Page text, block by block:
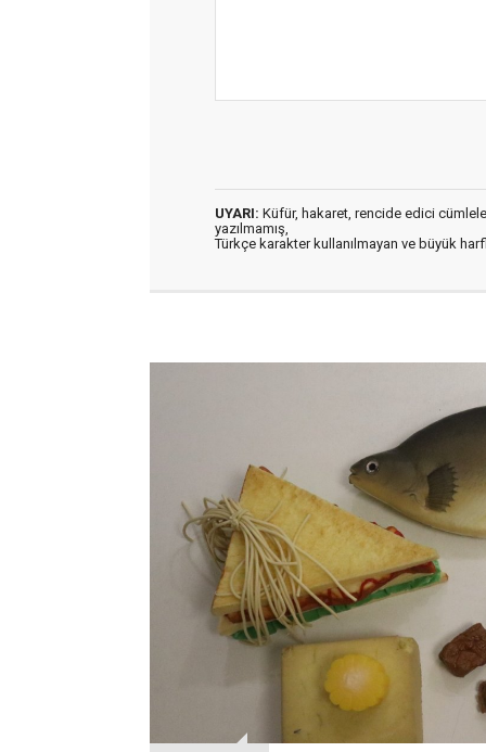
UYARI: Küfür, hakaret, rencide edici
yazılmamış,
Türkçe karakter kullanılmayan ve büyük